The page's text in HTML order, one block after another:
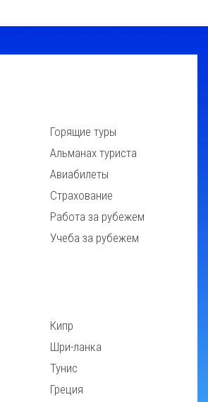
Горящие туры
Альманах туриста
Авиабилеты
Страхование
Работа за рубежем
Учеба за рубежем
Кипр
Шри-ланка
Тунис
Греция